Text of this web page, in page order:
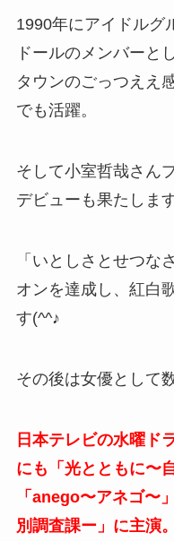
1990年にアイドルグ
ドールのメンバーと
タウンのごっつええ
でも活躍。
そして小室哲哉さん
デビューも果たします
「いとしさとせつな
オンを達成し、紅白
す(^^♪
その後は女優として
日本テレビの水曜ド
にも「光とともに〜
「anego〜アネゴ〜
別調査課ー」に主演。